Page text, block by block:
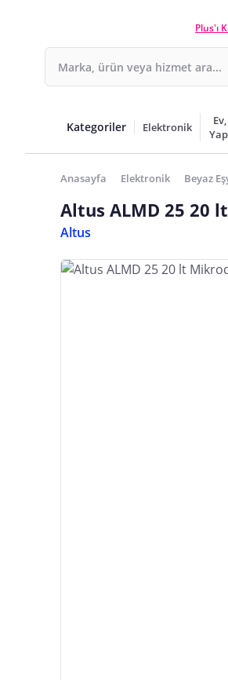
Plus'ı
Kategoriler Elektronik
Anasayfa Elektronik Beyaz
Altus ALMD 25 20
Altus